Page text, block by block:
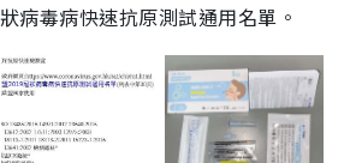
病毒病快速抗原測試通用名單。